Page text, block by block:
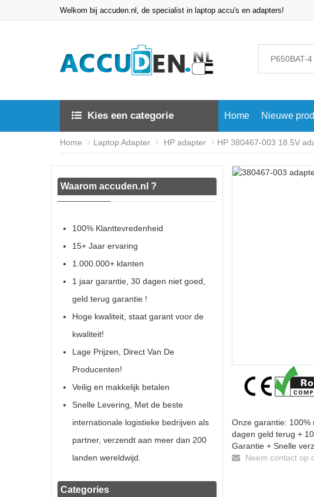
Welkom bij accuden.nl, de specialist in laptop accu's en adapters!
Kies een categorie Home Nieuwe
Home Laptop Adapter HP adapter HP 380467-003 18.5V
Waarom accuden.nl ?
100% Klanttevredenheid
15+ Jaar ervaring
1.000.000+ klanten
1 jaar garantie, 30 dagen niet goed,
geld terug garantie !
Hoge kwaliteit, staat garant voor de
kwaliteit!
Lage Prijzen, Direct Van De
Producenten!
Veilig en makkelijk betalen
Snelle Levering, Met de beste
internationale logistieke bedrijven als
partner, verzendt aan meer dan 200
landen wereldwijd.
Categories
Onze garantie: 100%
dagen geld terug +
Garantie + Snelle
Neem contact op